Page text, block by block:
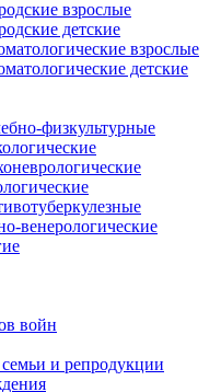
взрослые
детские
взрослые
детские
физкультурные
венерологические
войн
и репродукции